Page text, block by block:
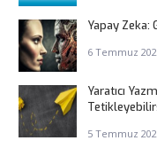
Yapay Zeka:
6 Temmuz
Yaratıcı
5 Temmuz